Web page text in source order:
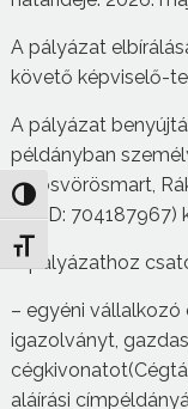
Nagy kontraszt
Betűméret váltása
A pályázat
követő képviselő-
A pályázat
példányban
Pálosvörösmart,
(KRID: 704187967)
A pályázathoz
– egyéni vállalkozó
igazolványt,
aláírási